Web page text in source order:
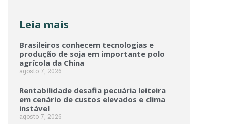
Leia mais
Brasileiros conhecem tecnologias e
produção de soja em importante polo
agrícola da China
agosto 7, 2026
Rentabilidade desafia pecuária leiteira
em cenário de custos elevados e clima
instável
agosto 7, 2026